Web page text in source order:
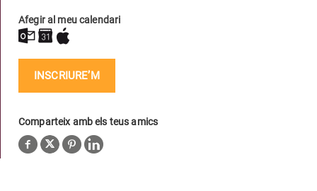
Afegir al meu calendari
INSCRIURE’M
Comparteix amb els teus amics